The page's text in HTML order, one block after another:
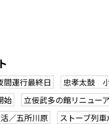
運行最終日
忠孝太鼓
始
立佞武多の館リニュー
／五所川原
ストーブ列